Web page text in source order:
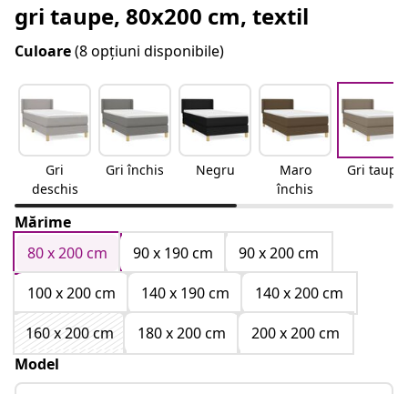
gri taupe, 80x200 cm, textil
Culoare(8 opțiuni disponibile)
Gri
deschis
Gri închis Negru
Maro
închis
Gri taupe
Mărime
80 x 200 cm
90 x 190 cm
90 x 200 cm
100 x 200 cm
140 x 190 cm
140 x 200 cm
160 x 200 cm
180 x 200 cm
200 x 200 cm
Model